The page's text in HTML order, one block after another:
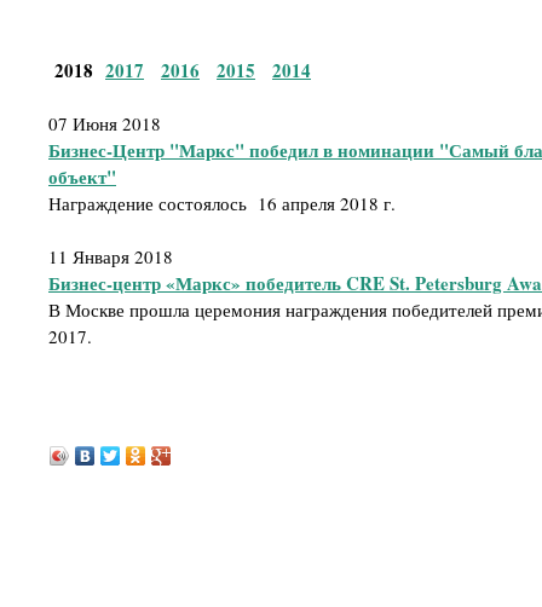
2018 2017 2016 2015 2014
07 Июня 2018
Бизнес-Центр "Маркс" победил в номинации "Самый
объект"
Награждение состоялось 16 апреля 2018 г.
11 Января 2018
Бизнес-центр «Маркс» победитель CRE St. Petersburg
В Москве прошла церемония награждения победителей
2017.